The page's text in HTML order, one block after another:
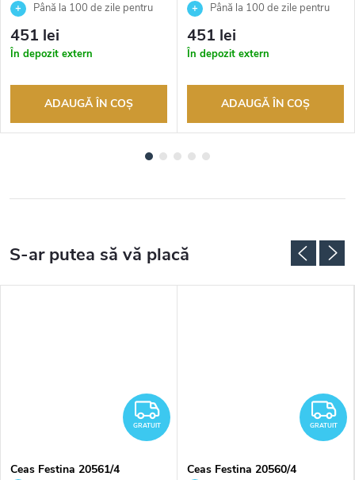
Până la 100 de zile pentru
returnarea bunurilor. Vânzător
autorizat
451 lei
În depozit extern
ADAUGĂ ÎN COŞ
Până la 100 de zile pentru
returnarea bunurilor. Vânzător
autorizat
451 lei
În depozit extern
ADAUGĂ ÎN COŞ
GRATUIT
GRATUIT
Ceas Festina 20561/4
GRATUIT
Ceas Festina 20560/4